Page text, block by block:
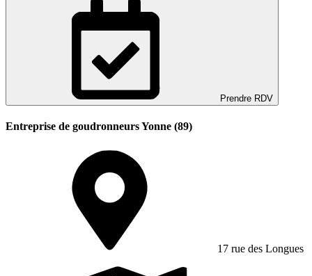
Prendre RDV
Entreprise de goudronneurs Yonne (89)
17 rue des Longues